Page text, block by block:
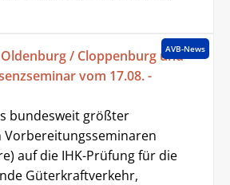
AVB-News
/ Cloppenburg und
vom 17.08. -
bundesweit größter
Vorbereitungsseminaren
auf die IHK-Prüfung für die
Güterkraftverkehr,